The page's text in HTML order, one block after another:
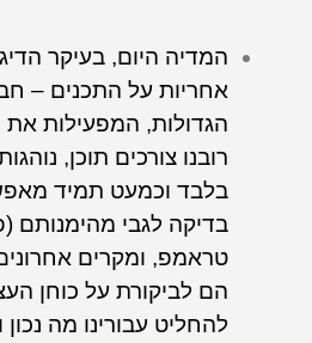
המדיה היום, בעיקר
אחריות על התכנים –
הגדולות, המפעילות את
רובנו צורכים תוכן,
בלבד וכמעט תמיד
בדיקה לגבי מהימנותם
טראמפ, ומקרים
הם לביקורת על כוחן
להחליט עבורינו מה